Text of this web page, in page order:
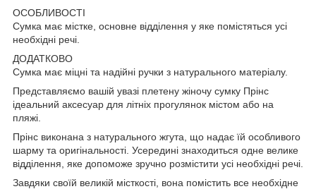
ОСОБЛИВОСТІ
Сумка має містке, основне відділення у яке помістяться усі
необхідні речі.
ДОДАТКОВО
Сумка має міцні та надійні ручки з натурального матеріалу.
Представляємо вашій увазі плетену жіночу сумку Прінс
ідеальний аксесуар для літніх прогулянок містом або на
пляжі.
Прінс виконана з натурального жгута, що надає їй особливого
шарму та оригінальності. Усередині знаходиться одне велике
відділення, яке допоможе зручно розмістити усі необхідні речі.
Завдяки своїй великій місткості, вона помістить все необхідне